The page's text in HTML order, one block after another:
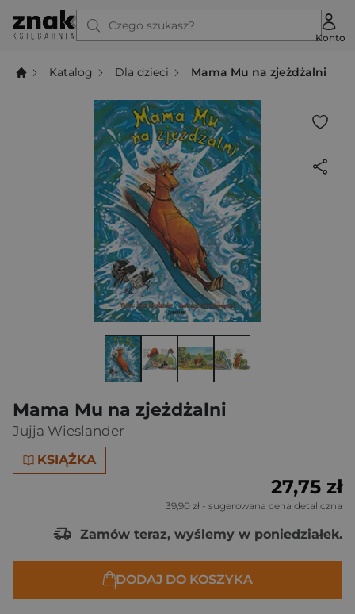
Czego szukasz?
Konto
Katalog Dla dzieci Mama Mu na zjeżdżalni
Mama Mu na zjeżdżalni
Jujja Wieslander
KSIĄŻKA
27,75 zł
39,90 zł - sugerowana cena detaliczna
Zamów teraz, wyślemy w poniedziałek.
DODAJ DO KOSZYKA